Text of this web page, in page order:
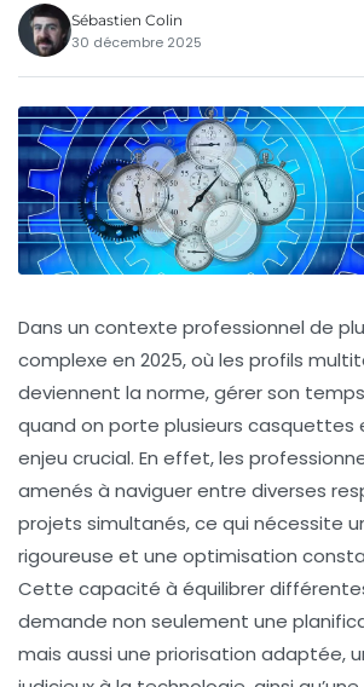
Sébastien Colin
30 décembre 2025
Dans un contexte professionnel de
complexe en 2025, où les profils
deviennent la norme, gérer son
quand on porte plusieurs casquettes
enjeu crucial. En effet, les
amenés à naviguer entre diverses
projets simultanés, ce qui nécessite
rigoureuse et une optimisation
Cette capacité à équilibrer
demande non seulement une
mais aussi une priorisation adaptée,